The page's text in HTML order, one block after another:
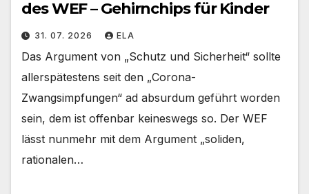
des WEF – Gehirnchips für Kinder
31. 07. 2026 ELA
Das Argument von „Schutz und Sicherheit“ sollte
allerspätestens seit den „Corona-
Zwangsimpfungen“ ad absurdum geführt worden
sein, dem ist offenbar keineswegs so. Der WEF
lässt nunmehr mit dem Argument „soliden,
rationalen…